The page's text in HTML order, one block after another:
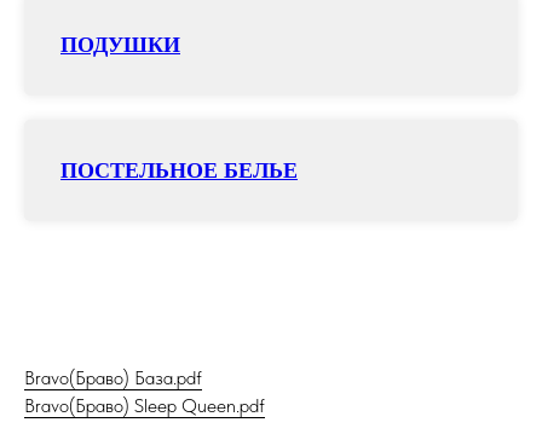
ПОДУШКИ
ПОСТЕЛЬНОЕ БЕЛЬЕ
Bravo(Браво) База.pdf
Bravo(Браво) Sleep Queen.pdf